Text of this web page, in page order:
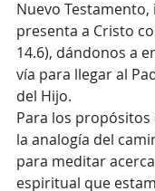
Nuevo Testamento,
presenta a Cristo
14.6), dándonos a
vía para llegar al
del Hijo.
Para los
la analogía del
para meditar
espiritual que